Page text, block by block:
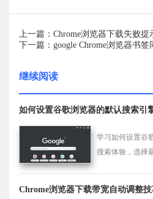
上一篇：Chrome浏览器下载失败
下一篇：google Chrome浏览器书
继续阅读
如何设置谷歌浏览器的默认搜索引
学习如何设置谷
搜索体验，选择
Chrome浏览器下载带宽自动调整技